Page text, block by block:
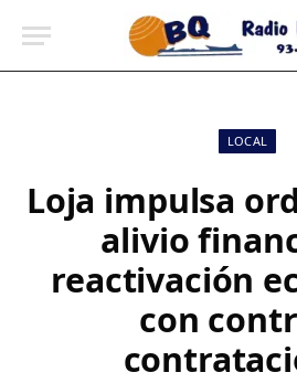
LOCAL
Loja impulsa
alivio
reactivación
con